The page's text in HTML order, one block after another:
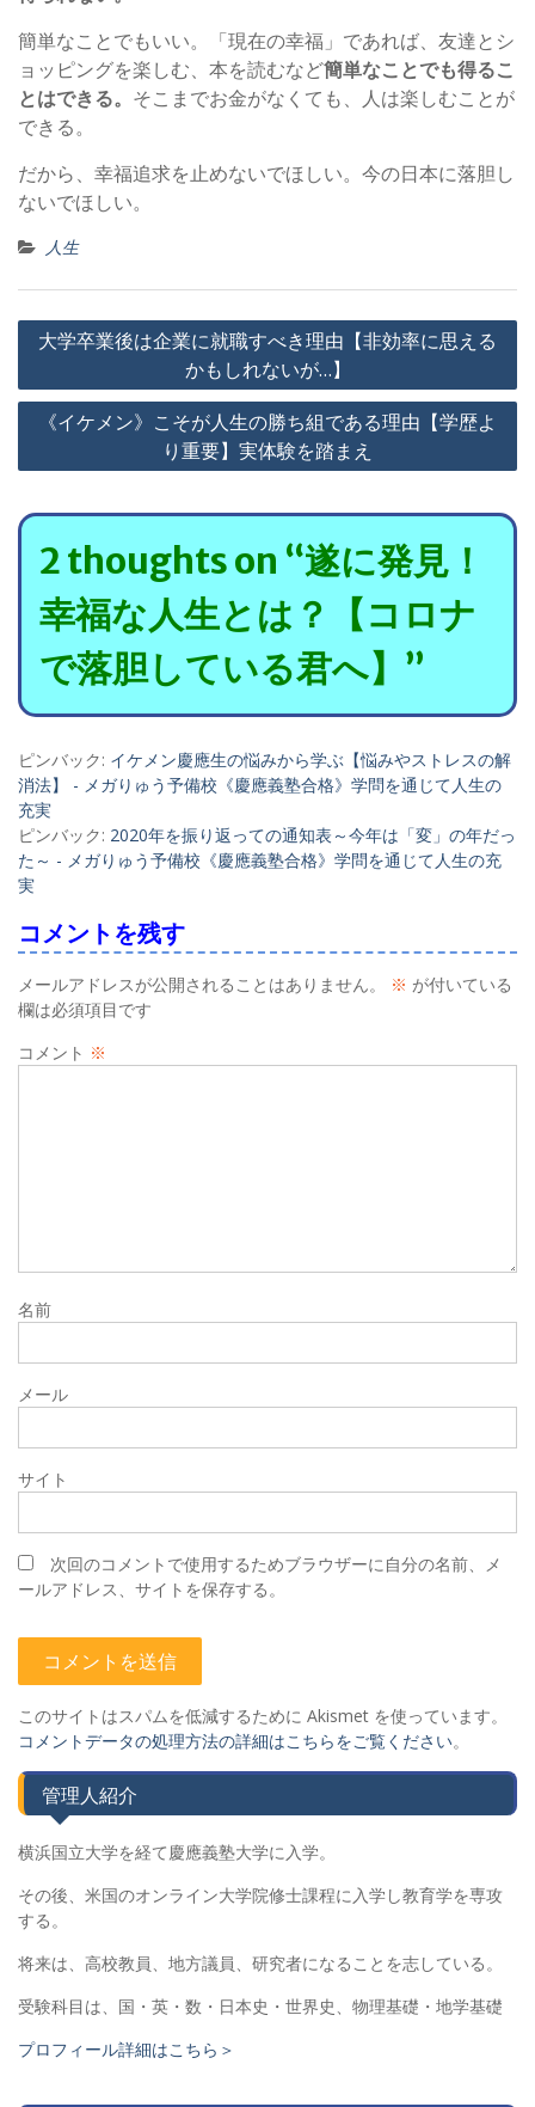
簡単なことでもいい。「現在の幸福」であれば、友達とシ
ョッピングを楽しむ、本を読むなど簡単なことでも得るこ
とはできる。 そこまでお金がなくても、人は楽しむことが
できる。
だから、幸福追求を止めないでほしい。今の日本に落胆し
ないでほしい。
人生
投
稿
ナ
ゲ
ー
シ
ョ
ン
大学卒業後は企業に就職すべき理由【非効率に思える
かもしれないが…】
《イケメン》こそが人生の勝ち組である理由【学歴よ
り重要】実体験を踏まえ
2 thoughts on “遂に発見！
幸福な人生とは？【コロナ
で落胆している君へ】”
ピンバック: イケメン慶應生の悩みから学ぶ【悩みやストレスの解
消法】 - メガりゅう予備校《慶應義塾合格》学問を通じて人生の
充実
ピンバック: 2020年を振り返っての通知表～今年は「変」の年だっ
た～ - メガりゅう予備校《慶應義塾合格》学問を通じて人生の充
実
コメントを残す
メールアドレスが公開されることはありません。 ※ が付いている
欄は必須項目です
コメント ※
名前
メール
サイト
次回のコメントで使用するためブラウザーに自分の名前、メ
ールアドレス、サイトを保存する。
このサイトはスパムを低減するために Akismet を使っています。
コメントデータの処理方法の詳細はこちらをご覧ください。
管理人紹介
横浜国立大学を経て慶應義塾大学に入学。
その後、米国のオンライン大学院修士課程に入学し教育学を専攻
する。
将来は、高校教員、地方議員、研究者になることを志している。
受験科目は、国・英・数・日本史・世界史、物理基礎・地学基礎
プロフィール詳細はこちら＞